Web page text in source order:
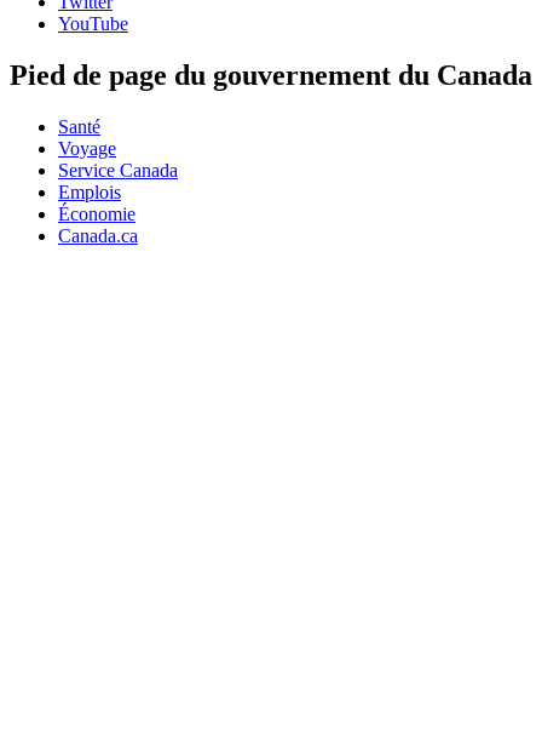
YouTube
Pied de page du gouvernement du Canada
Santé
Voyage
Service Canada
Emplois
Économie
Canada.ca